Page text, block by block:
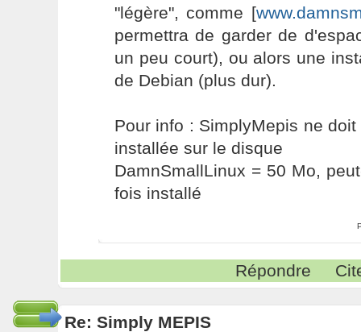
"légère", comme [
permettra de garder de
un peu court), ou alors une
de Debian (plus dur).
Pour info : SimplyMepis ne
installée sur le disque
DamnSmallLinux = 50 Mo,
fois installé
Répondre
Re: Simply MEPIS